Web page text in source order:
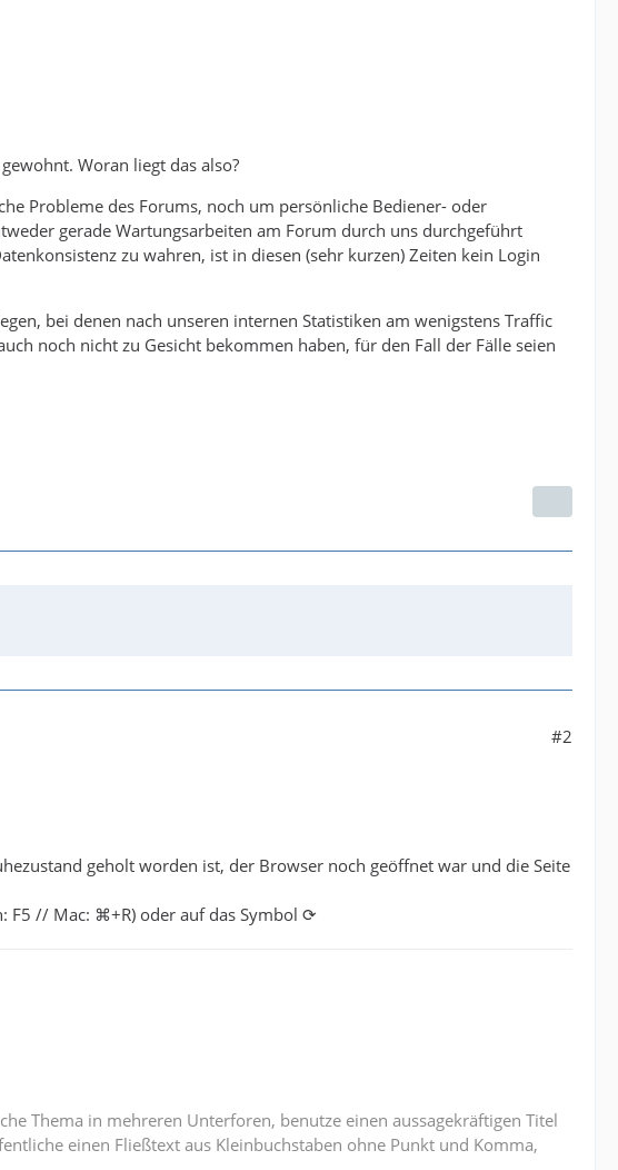
Woran liegt das also?
Probleme des Forums, noch um persönliche Bediener- oder
gerade Wartungsarbeiten am Forum durch uns durchgeführt
zu wahren, ist in diesen (sehr kurzen) Zeiten kein Login
bei denen nach unseren internen Statistiken am wenigstens Traffic
noch nicht zu Gesicht bekommen haben, für den Fall der Fälle seien
#2
geholt worden ist, der Browser noch geöffnet war und die Seite
F5 // Mac: ⌘+R) oder auf das Symbol ⟳
Thema in mehreren Unterforen, benutze einen aussagekräftigen Titel
einen Fließtext aus Kleinbuchstaben ohne Punkt und Komma,